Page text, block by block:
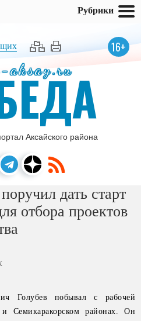
16+
aksay.ru
Аксайского района
дать старт
отбора проектов
Голубев побывал с рабочей
и Семикаракорском районах. Он
Рубрики